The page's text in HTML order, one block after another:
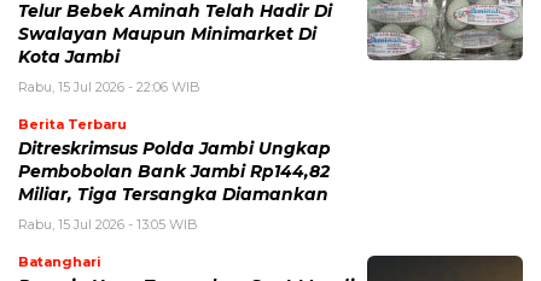
Telur Bebek Aminah Telah Hadir Di
Swalayan Maupun Minimarket Di
Kota Jambi
Rabu, 15 Jul 2026 - 22:06 WIB
Berita Terbaru
Ditreskrimsus Polda Jambi Ungkap
Pembobolan Bank Jambi Rp144,82
Miliar, Tiga Tersangka Diamankan
Rabu, 15 Jul 2026 - 13:05 WIB
Batanghari